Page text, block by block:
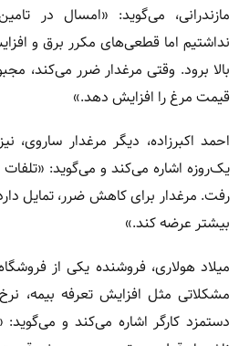
مازندرانی، می‌گوید: «امسال در
نداشتیم اما قطعی‌های مکرر برق و
بالا برود. وقتی مرغدار ضرر می‌کند،
قیمت مرغ را افزایش دهد.»
احمد اکبرزاده، دیگر مرغدار ساروی،
یک‌روزه اشاره می‌کند و می‌گوید:
رفت. مرغدار برای کاهش ضرر، تمایل
بیشتر عرضه کند.»
میلاد هولاری، فروشنده یکی از
مشکلاتی مثل افزایش تعرفه بیمه،
دستمزد کارگر اشاره می‌کند و